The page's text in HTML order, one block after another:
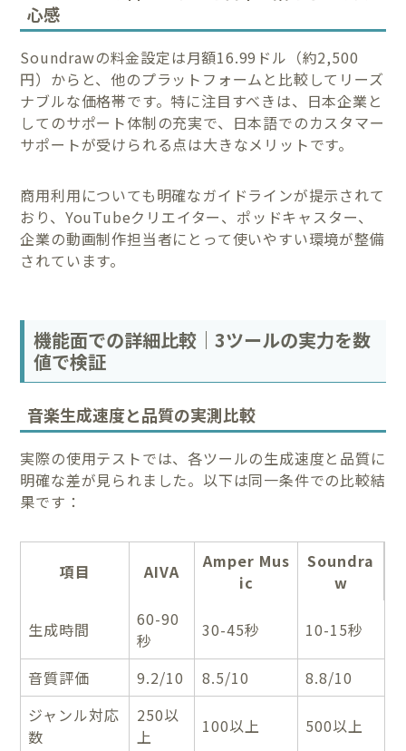
心感
Soundrawの料金設定は月額16.99ドル（約2,500
円）からと、他のプラットフォームと比較してリーズ
ナブルな価格帯です。特に注目すべきは、日本企業と
してのサポート体制の充実で、日本語でのカスタマー
サポートが受けられる点は大きなメリットです。
商用利用についても明確なガイドラインが提示されて
おり、YouTubeクリエイター、ポッドキャスター、
企業の動画制作担当者にとって使いやすい環境が整備
されています。
機能面での詳細比較｜3ツールの実力を数
値で検証
音楽生成速度と品質の実測比較
実際の使用テストでは、各ツールの生成速度と品質に
明確な差が見られました。以下は同一条件での比較結
果です：
項目 AIVA
Amper Mus
ic
Soundra
w
生成時間
60-90
秒
30-45秒 10-15秒
音質評価 9.2/10 8.5/10
8.8/10
ジャンル対応
数
250以
上
100以上 500以上